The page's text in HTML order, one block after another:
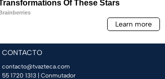
CONTACTO
contacto@tvazteca.com
55 1720 1313 | Conmutador